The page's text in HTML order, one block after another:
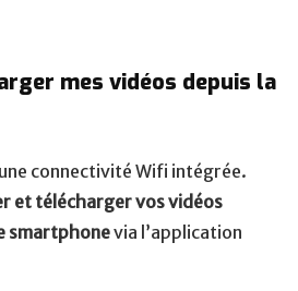
mes vidéos depuis la
connectivité Wifi intégrée.
et télécharger vos vidéos
smartphonevia l’application